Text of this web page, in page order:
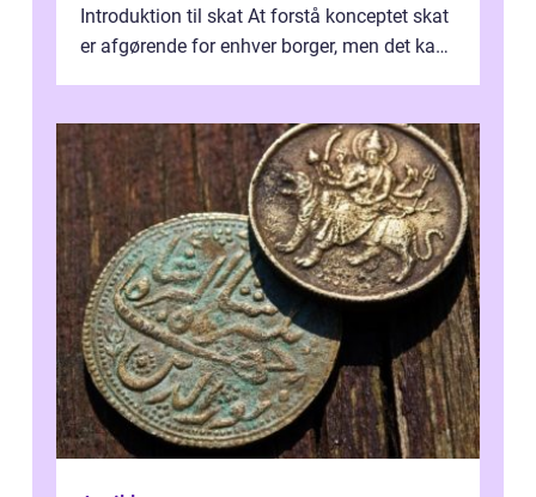
Introduktion til skat At forstå konceptet skat
er afgørende for enhver borger, men det kan